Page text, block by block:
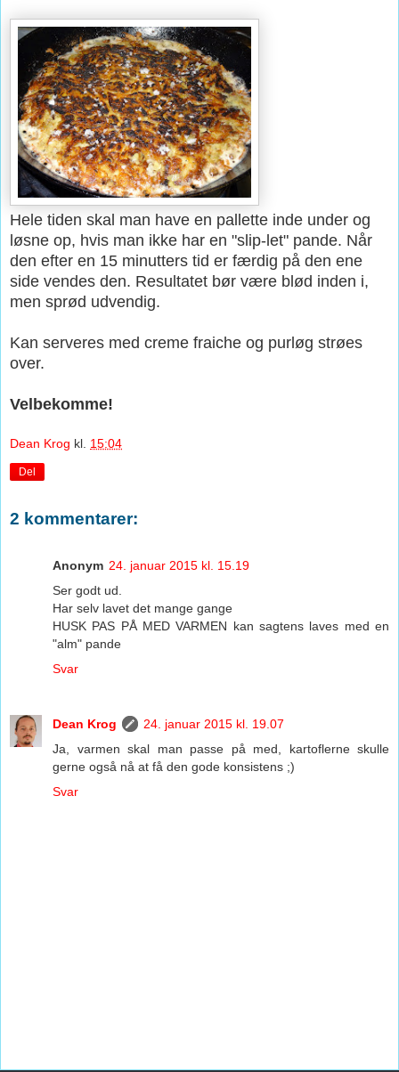
Hele tiden skal man have en pallette inde under og
løsne op, hvis man ikke har en "slip-let" pande. Når
den efter en 15 minutters tid er færdig på den ene
side vendes den. Resultatet bør være blød inden i,
men sprød udvendig.
Kan serveres med creme fraiche og purløg strøes
over.
Velbekomme!
Dean Krog kl. 15:04
Del
2 kommentarer:
Anonym 24. januar 2015 kl. 15.19
Ser godt ud.
Har selv lavet det mange gange
HUSK PAS PÅ MED VARMEN kan sagtens laves med en
"alm" pande
Svar
Dean Krog
24. januar 2015 kl. 19.07
Ja, varmen skal man passe på med, kartoflerne skulle
gerne også nå at få den gode konsistens ;)
Svar